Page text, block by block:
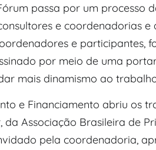
passa por um processo
e coordenadorias e
e participantes,
por meio de uma
mais dinamismo ao
e Financiamento abriu os
da Associação Brasileira de
pela coordenadoria,